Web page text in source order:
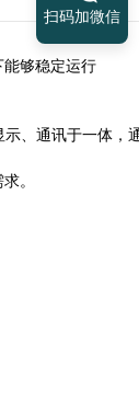
够稳定运行
、通讯于一体，
。
扫码加微信